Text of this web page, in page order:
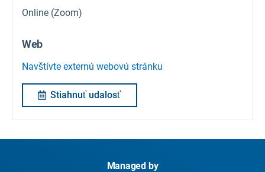
Online (Zoom)
Web
Navštívte externú webovú stránku
Stiahnuť udalosť
Managed by